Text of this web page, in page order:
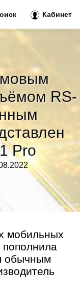
RS-
Pro
мобильных
обычным
Кабинет